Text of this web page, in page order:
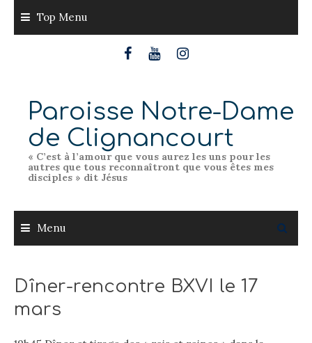
content
Top Menu
Paroisse Notre-Dame
de Clignancourt
« C’est à l’amour que vous aurez les uns pour les
autres que tous reconnaîtront que vous êtes mes
disciples » dit Jésus
Menu
Dîner-rencontre BXVI le 17
mars